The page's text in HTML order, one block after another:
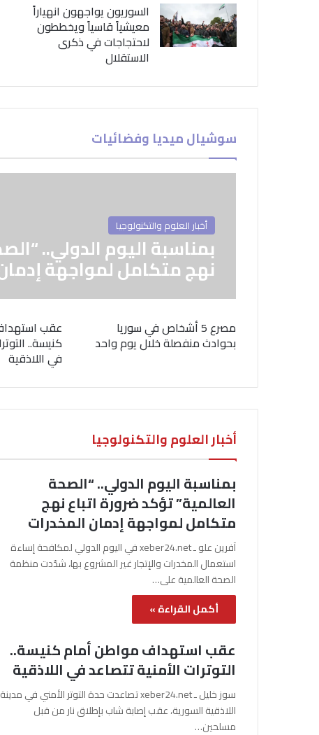
السوريون يواجهون انهياراً
معيشياً قاسياً ويخططون
لاحتجاجات في ذكرى
الاستقلال
سوشيال ميديا وفضائيات
أخبار العلوم والتكنولوجيا
بمناسبة اليوم الدولي..
نهج متكامل لمواجهة
مصرع 5 أشخاص في سوريا
بحوادث منفصلة خلال يوم واحد
عقب
كنيسة..
في اللاذقية
أخبار العلوم والتكنولوجيا
بمناسبة اليوم الدولي.. “الصحة
العالمية” تؤكد ضرورة اتباع نهج
متكامل لمواجهة إدمان المخدرات
آفرين علو ـ xeber24.net في اليوم الدولي لمكافحة إساءة
استعمال المخدرات والإتجار غير المشروع بها، شدّدت منظمة
الصحة العالمية على…
أكمل القراءة »
عقب استهداف مواطن أمام كنيسة..
التوترات الأمنية تتصاعد في اللاذقية
سوز خليل ـ xeber24.net تصاعدت حدة التوتر الأمني في مدينة
اللاذقية السورية، عقب إصابة شاب بإطلاق نار من قبل
مسلحين…